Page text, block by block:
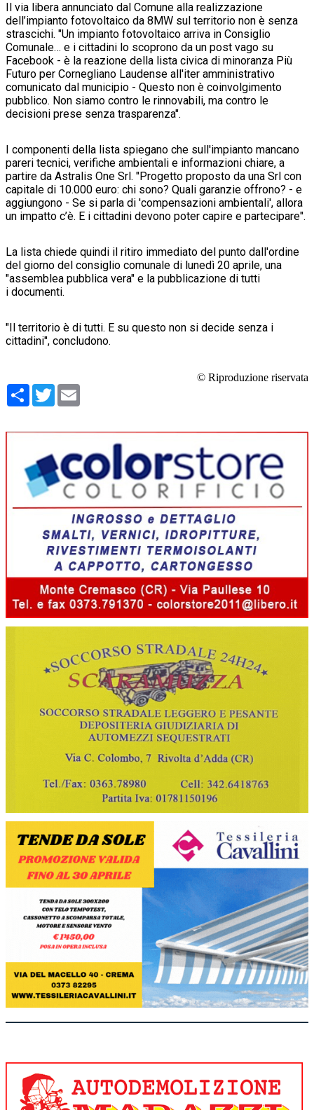
Il via libera annunciato dal Comune alla realizzazione
dell’impianto fotovoltaico da 8MW sul territorio non è senza
strascichi. "Un impianto fotovoltaico arriva in Consiglio
Comunale… e i cittadini lo scoprono da un post vago su
Facebook - è la reazione della lista civica di minoranza Più
Futuro per Cornegliano Laudense all'iter amministrativo
comunicato dal municipio - Questo non è coinvolgimento
pubblico. Non siamo contro le rinnovabili, ma contro le
decisioni prese senza trasparenza".
I componenti della lista spiegano che sull'impianto mancano
pareri tecnici, verifiche ambientali e informazioni chiare, a
partire da Astralis One Srl. "Progetto proposto da una Srl con
capitale di 10.000 euro: chi sono? Quali garanzie offrono? - e
aggiungono - Se si parla di 'compensazioni ambientali', allora
un impatto c’è. E i cittadini devono poter capire e partecipare".
La lista chiede quindi il ritiro immediato del punto dall'ordine
del giorno del consiglio comunale di lunedì 20 aprile, una
"assemblea pubblica vera" e la pubblicazione di tutti
i documenti.
"Il territorio è di tutti. E su questo non si decide senza i
cittadini", concludono.
© Riproduzione riservata
Condividi
Twitter